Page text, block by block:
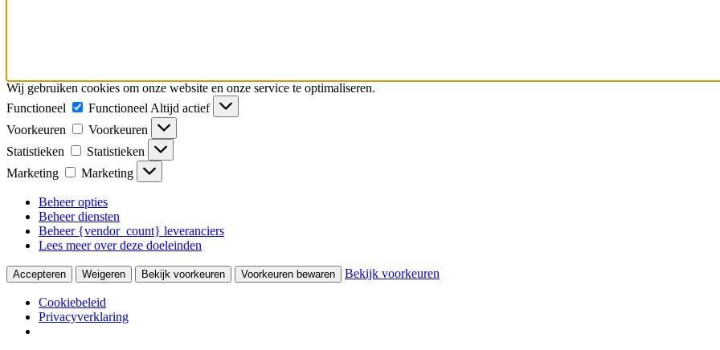
Wij gebruiken cookies om onze website en onze service te optimaliseren.
Functioneel
Functioneel Altijd actief
Voorkeuren
Voorkeuren
Statistieken
Statistieken
Marketing
Marketing
Beheer opties
Beheer diensten
Beheer {vendor_count} leveranciers
Lees meer over deze doeleinden
Accepteren Weigeren Bekijk voorkeuren Voorkeuren bewaren Bekijk voorkeuren
Cookiebeleid
Privacyverklaring